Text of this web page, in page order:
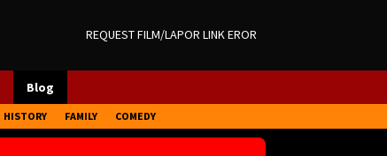
REQUEST FILM/LAPOR LINK EROR
Blog
HISTORY FAMILY COMEDY